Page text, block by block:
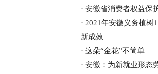
· 安徽省消费者权益保
· 2021年安徽义务植树
新成效
· 这朵“金花”不简单
· 安徽：为新就业形态